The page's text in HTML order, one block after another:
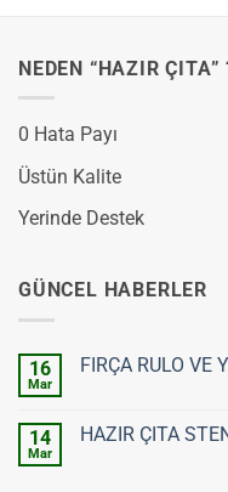
NEDEN “HAZIR ÇITA”
0 Hata Payı
Üstün Kalite
Yerinde Destek
GÜNCEL HABERLER
16
Mar
FIRÇA RULO VE
RULO
14
Mar
HAZIR ÇITA